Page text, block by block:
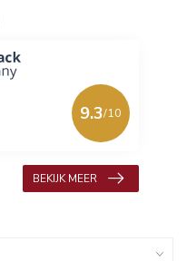
9.3/10
BEKIJK MEER